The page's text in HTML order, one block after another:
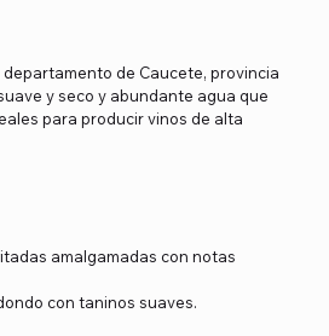
departamento de Caucete, provincia
y seco y abundante agua que
para producir vinos de alta
amalgamadas con notas
con taninos suaves.